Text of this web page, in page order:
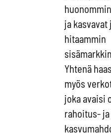
ja
hitaammin
Yhtenä
myös
joka avaisi
rahoitus- ja